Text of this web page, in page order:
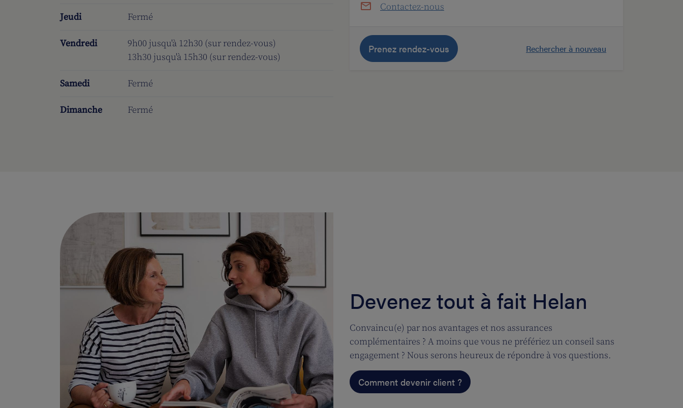
Jeudi Fermé
Vendredi
9h00 jusqu'à 12h30 (sur rendez-vous)
13h30 jusqu'à 15h30 (sur rendez-vous)
Samedi Fermé
Dimanche Fermé
Contactez-nous
Prenez rendez-vous Rechercher à nouveau
Devenez tout à fait Helan
Convaincu(e) par nos avantages et nos assurances
complémentaires ? A moins que vous ne préfériez un conseil sans
engagement ? Nous serons heureux de répondre à vos questions.
Comment devenir client ?